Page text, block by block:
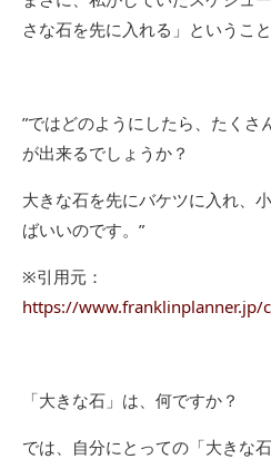
さな石を先に入れる」ということ
”ではどのようにしたら、たくさ
が出来るでしょうか？
大きな石を先にバケツに入れ、
ばいいのです。”
※引用元：
https://www.franklinplanner.jp/
「大きな石」は、何ですか？
では、自分にとっての「大きな